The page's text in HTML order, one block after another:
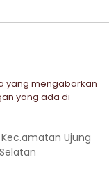
yang mengabarkan
yang ada di
Ujung